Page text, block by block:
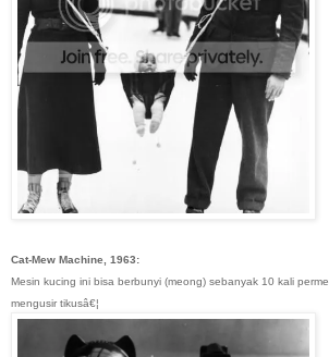
Cat-Mew Machine, 1963:
Mesin kucing ini bisa berbunyi (meong) sebanyak 10 kali
mengusir tikusâ€¦